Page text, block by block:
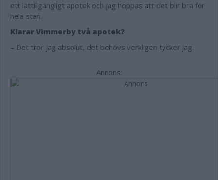
ett lättillgängligt apotek och jag hoppas att det blir bra för
hela stan.
Klarar Vimmerby två apotek?
– Det tror jag absolut, det behövs verkligen tycker jag.
Annons: